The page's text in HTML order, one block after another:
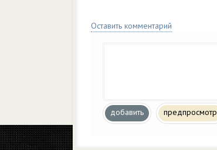
Оставить комментарий
добавить предпросмотр